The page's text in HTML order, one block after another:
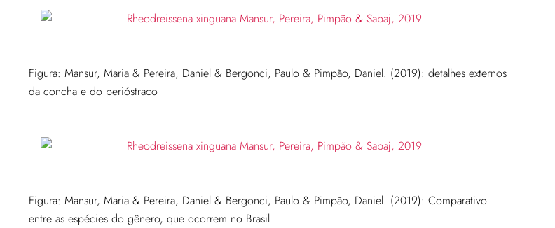
Figura: Mansur, Maria & Pereira, Daniel & Bergonci, Paulo & Pimpão, Daniel. (2019): detalhes externos
da concha e do perióstraco
Figura: Mansur, Maria & Pereira, Daniel & Bergonci, Paulo & Pimpão, Daniel. (2019): Comparativo
entre as espécies do gênero, que ocorrem no Brasil